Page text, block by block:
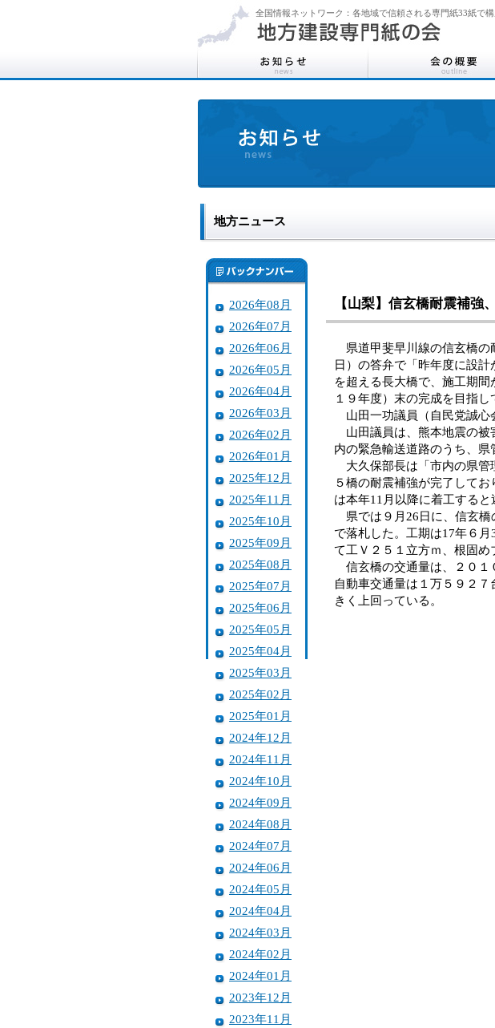
全国情報ネットワーク：各地域で信頼される専門紙33紙で
地方ニュース
2026年08月
2026年07月
2026年06月
2026年05月
2026年04月
2026年03月
2026年02月
2026年01月
2025年12月
2025年11月
2025年10月
2025年09月
2025年08月
2025年07月
2025年06月
2025年05月
2025年04月
2025年03月
2025年02月
2025年01月
2024年12月
2024年11月
2024年10月
2024年09月
2024年08月
2024年07月
2024年06月
2024年05月
2024年04月
2024年03月
2024年02月
2024年01月
2023年12月
2023年11月
【山梨】信玄橋耐震補強
県道甲斐早川線の信玄橋の
日）の答弁で「昨年度に設
を超える長大橋で、施工期
１９年度）末の完成を目指し
山田一功議員（自民党誠心
山田議員は、熊本地震の被
内の緊急輸送道路のうち、県
大久保部長は「市内の県管
５橋の耐震補強が完了して
は本年11月以降に着工すると
県では９月26日に、信玄橋
で落札した。工期は17年６
て工Ｖ２５１立方ｍ、根固め
信玄橋の交通量は、２０１
自動車交通量は１万５９２
きく上回っている。